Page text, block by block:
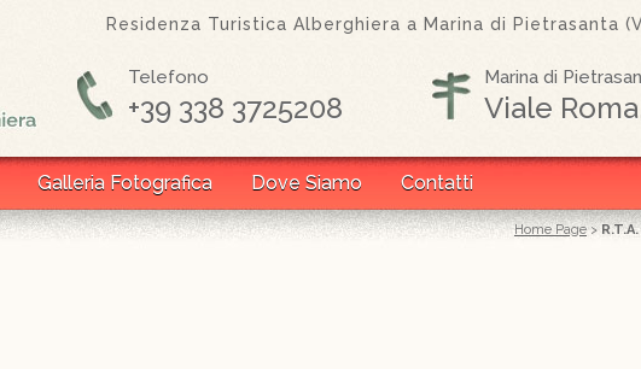
Residenza Turistica Alberghiera a Marina di Pietrasanta
Telefono
+39 338 3725208
Marina di
Viale
Galleria Fotografica Dove Siamo Contatti
Home Page>